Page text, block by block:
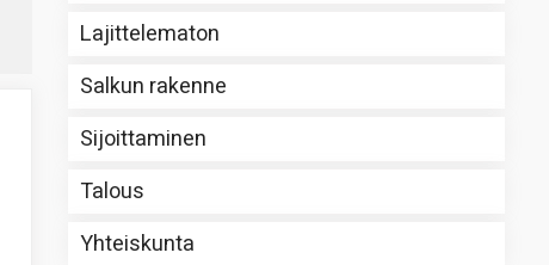
Lajittelematon
Salkun rakenne
Sijoittaminen
Talous
Yhteiskunta